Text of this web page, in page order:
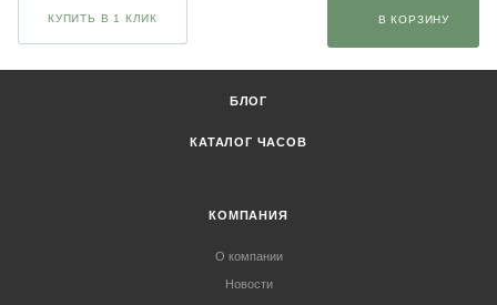
КУПИТЬ В 1 КЛИК В КОРЗИНУ
БЛОГ
КАТАЛОГ ЧАСОВ
КОМПАНИЯ
О компании
Новости